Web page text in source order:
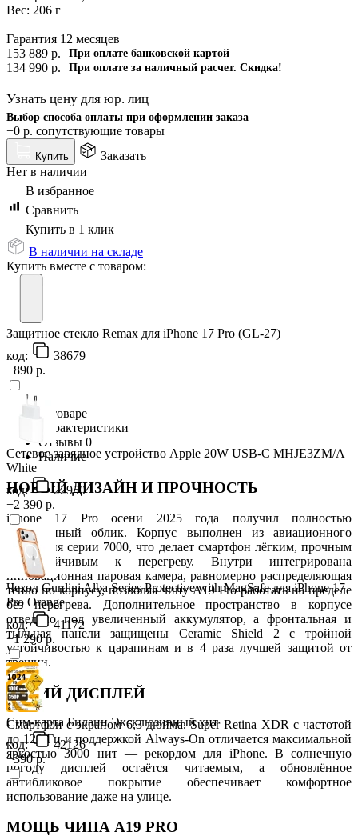
Вес: 206 г
Гарантия 12 месяцев
153 889 р. При оплате банковской картой
134 990 р. При оплате за наличный расчет. Скидка!
Узнать цену для юр. лиц
Выбор способа оплаты при оформлении заказа
+0 р. сопутствующие товары
Купить
Заказать
Нет в наличии
В избранное
Сравнить
Купить в 1 клик
В наличии на складе
Купить вместе с товаром:
Защитное стекло Remax для iPhone 17 Pro (GL-27)
код:
38679
+890 р.
Сетевое зарядное устройство Apple 20W USB-C MHJE3ZM/A
White
код:
22950
+2 390 р.
Чехол Gurdini Alba Series Protective with MagSafe для iPhone 17
Pro Orange
код:
41172
+1 290 р.
Сим-карта Билаин Эксклюзивный хит
код:
42126
+390 р.
О товаре
Характеристики
Отзывы 0
Наличие
НОВЫЙ ДИЗАЙН И ПРОЧНОСТЬ
iPhone 17 Pro осени 2025 года получил полностью
обновлённый облик. Корпус выполнен из авиационного
алюминия серии 7000, что делает смартфон лёгким, прочным
и устойчивым к перегреву. Внутри интегрирована
инновационная паровая камера, равномерно распределяющая
тепло по корпусу, позволяя чипу A19 Pro работать на пределе
без перегрева. Дополнительное пространство в корпусе
отведено под увеличенный аккумулятор, а фронтальная и
тыльная панели защищены Ceramic Shield 2 с тройной
устойчивостью к царапинам и в 4 раза лучшей защитой от
трещин.
ЯРКИЙ ДИСПЛЕЙ
Смартфон с экраном 6,3 дюйма. Super Retina XDR с частотой
до 120 Гц и поддержкой Always-On отличается максимальной
яркостью 3000 нит — рекордом для iPhone. В солнечную
погоду дисплей остаётся читаемым, а обновлённое
антибликовое покрытие обеспечивает комфортное
использование даже на улице.
МОЩЬ ЧИПА A19 PRO